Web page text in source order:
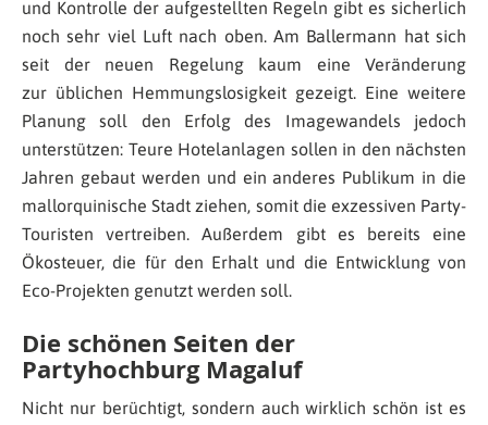
und Kontrolle der aufgestellten Regeln gibt es sicherlich
noch sehr viel Luft nach oben. Am Ballermann hat sich
seit der neuen Regelung kaum eine Veränderung
zur üblichen Hemmungslosigkeit gezeigt. Eine weitere
Planung soll den Erfolg des Imagewandels jedoch
unterstützen: Teure Hotelanlagen sollen in den nächsten
Jahren gebaut werden und ein anderes Publikum in die
mallorquinische Stadt ziehen, somit die exzessiven Party-
Touristen vertreiben. Außerdem gibt es bereits eine
Ökosteuer, die für den Erhalt und die Entwicklung von
Eco-Projekten genutzt werden soll.
Die schönen Seiten der
Partyhochburg Magaluf
Nicht nur berüchtigt, sondern auch wirklich schön ist es